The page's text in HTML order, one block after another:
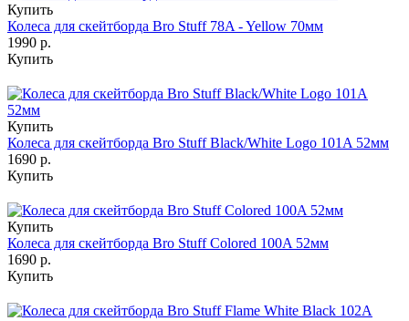
Купить
Колеса для скейтборда Bro Stuff 78A - Yellow 70мм
1990 р.
Купить
Купить
Колеса для скейтборда Bro Stuff Black/White Logo 101A 52мм
1690 р.
Купить
Купить
Колеса для скейтборда Bro Stuff Colored 100A 52мм
1690 р.
Купить